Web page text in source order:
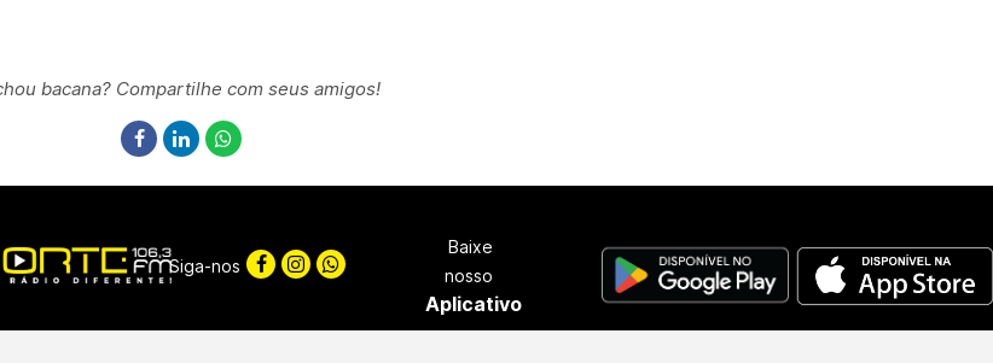
bacana? Compartilhe com seus amigos!
Siga-nos
Baixe
nosso
Aplicativo